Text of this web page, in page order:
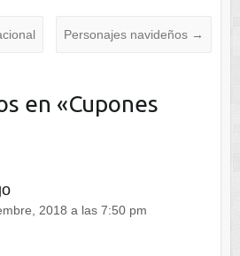
Personajes navideños →
en «Cupones
2018 a las 7:50 pm